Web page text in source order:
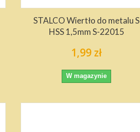
STALCO Wiertło do metalu S
HSS 1,5mm S-22015
1,99 zł
W magazynie